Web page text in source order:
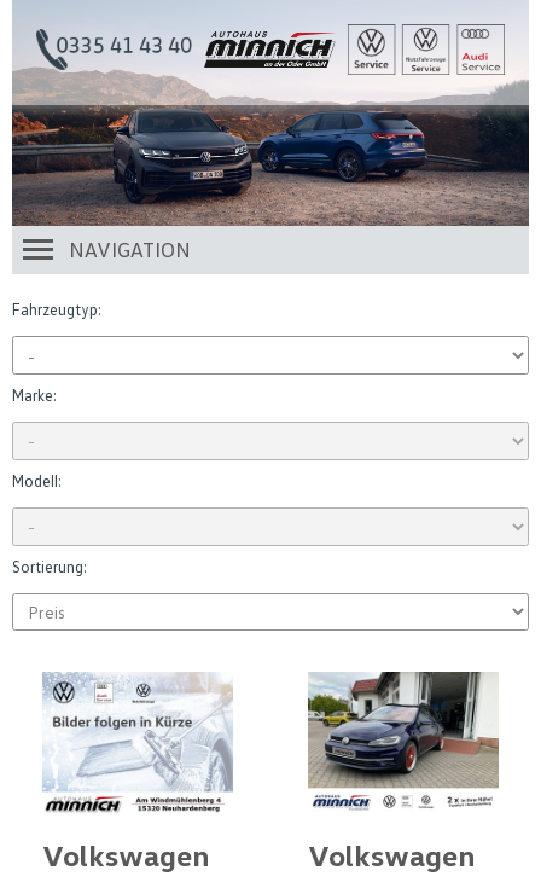
NAVIGATION
Fahrzeugtyp:
Marke:
Modell:
Sortierung:
Volkswagen
Volkswagen